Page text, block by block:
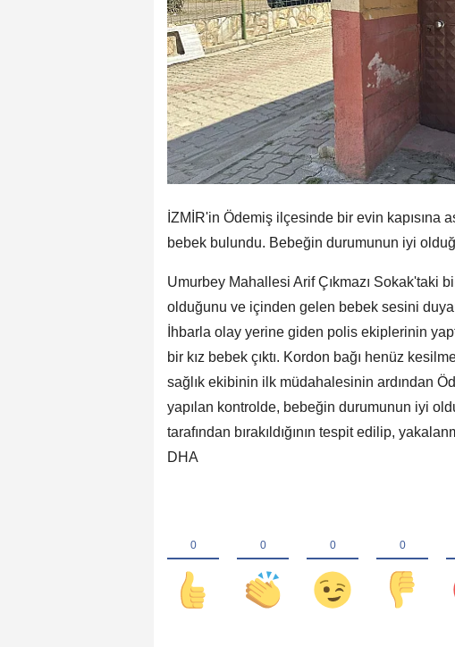
İZMİR'in Ödemiş ilçesinde bir evin kapısına
bebek bulundu. Bebeğin durumunun iyi
Umurbey Mahallesi Arif Çıkmazı Sokak'taki
olduğunu ve içinden gelen bebek sesini
İhbarla olay yerine giden polis ekiplerinin
bir kız bebek çıktı. Kordon bağı henüz
sağlık ekibinin ilk müdahalesinin ardından
yapılan kontrolde, bebeğin durumunun iyi
tarafından bırakıldığının tespit edilip,
DHA